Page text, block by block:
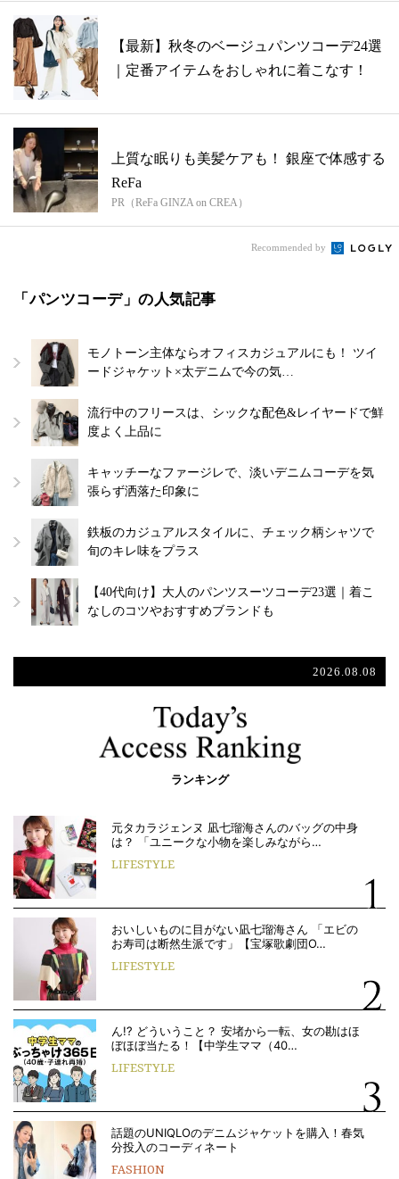
【最新】秋冬のベージュパンツコーデ24選
｜定番アイテムをおしゃれに着こなす！
上質な眠りも美髪ケアも！ 銀座で体感する
ReFa
PR（ReFa GINZA on CREA）
Recommended by
「パンツコーデ」の人気記事
モノトーン主体ならオフィスカジュアルにも！ ツイ
ードジャケット×太デニムで今の気…
流行中のフリースは、シックな配色&レイヤードで鮮
度よく上品に
キャッチーなファージレで、淡いデニムコーデを気
張らず洒落た印象に
鉄板のカジュアルスタイルに、チェック柄シャツで
旬のキレ味をプラス
【40代向け】大人のパンツスーツコーデ23選｜着こ
なしのコツやおすすめブランドも
2026.08.08
ランキング
元タカラジェンヌ 凪七瑠海さんのバッグの中身
は？ 「ユニークな小物を楽しみながら…
LIFESTYLE
おいしいものに目がない凪七瑠海さん 「エビの
お寿司は断然生派です」【宝塚歌劇団O…
LIFESTYLE
ん!? どういうこと？ 安堵から一転、女の勘はほ
ぼほぼ当たる！【中学生ママ（40…
LIFESTYLE
話題のUNIQLOのデニムジャケットを購入！春気
分投入のコーディネート
FASHION